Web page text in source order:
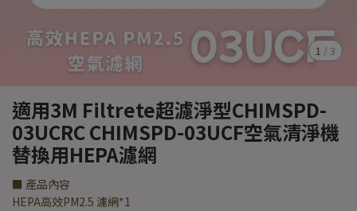
1 / 3
適用3M Filtrete超濾淨型CHIMSPD-
03UCRC CHIMSPD-03UCF空氣清淨機
替換用HEPA濾網
■ 產品內容
HEPA高效PM2.5 濾網*1